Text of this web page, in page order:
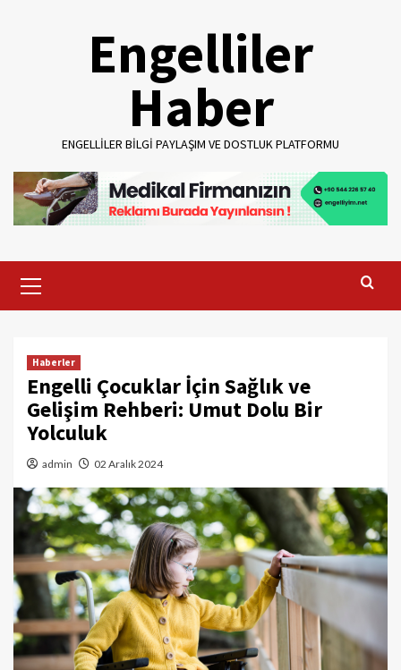
Engelliler
Haber
ENGELLILER BILGI PAYLAŞIM VE DOSTLUK PLATFORMU
Menu
Haberler
Engelli Çocuklar İçin Sağlık ve
Gelişim Rehberi: Umut Dolu Bir
Yolculuk
admin 02 Aralık 2024